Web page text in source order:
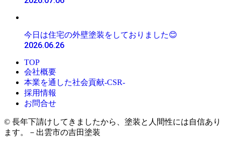
今日は住宅の外壁塗装をしておりました😊
2026.06.26
TOP
会社概要
本業を通した社会貢献-CSR-
採用情報
お問合せ
© 長年下請けしてきましたから、塗装と人間性には自信あり
ます。－出雲市の吉田塗装